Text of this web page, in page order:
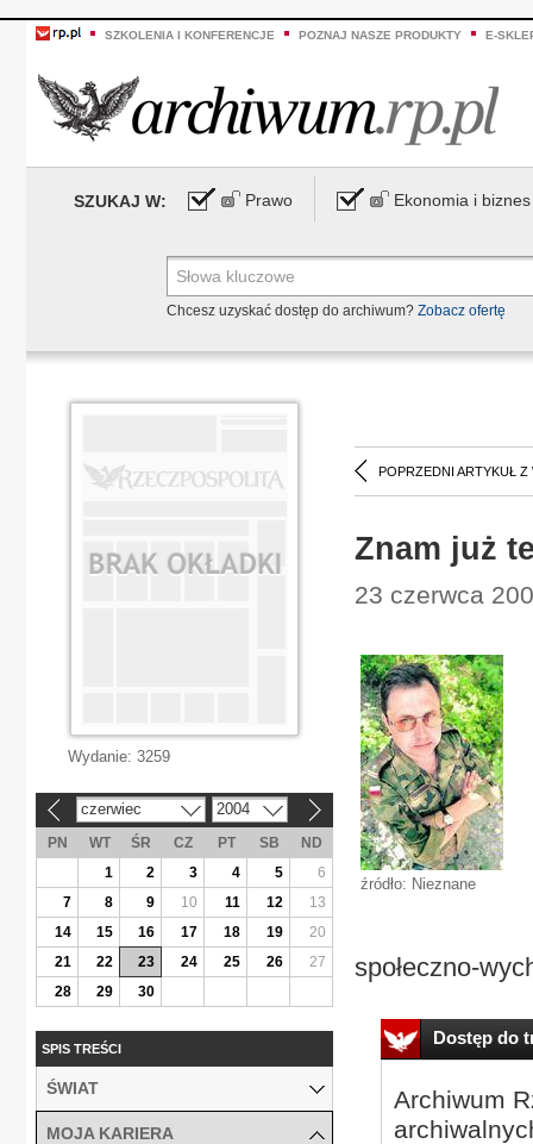
SZKOLENIA I KONFERENCJE POZNAJ NASZE PRODUKTY E-
SZUKAJ W: Prawo Ekonomia i biznes
Chcesz uzyskać dostęp do archiwum? Zobacz ofertę
POPRZEDNI ARTYKUŁ Z
Znam już
23 czerwca
źródło: Nieznane
społeczno-
Dostęp do
Archiwum
Wydanie: 3259
czerwiec 2004
PN WT ŚR CZ PT SB
ND
1
2 3 4 5
6
7
8 9 10 11 12
13
14
15 16 17 18 19
20
21
22 23 24 25 26
27
28
29 30
SPIS TREŚCI
ŚWIAT
MOJA KARIERA